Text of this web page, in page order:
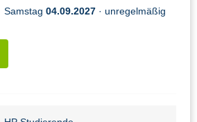
Samstag 04.09.2027 · unregelmäßig